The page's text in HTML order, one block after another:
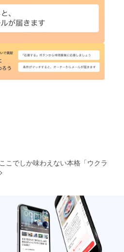
こでしか味わえない本格「ウクラ
>